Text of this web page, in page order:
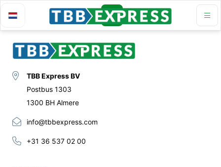
TBB Express BV
Postbus 1303
1300 BH Almere
info@tbbexpress.com
+31 36 537 02 00